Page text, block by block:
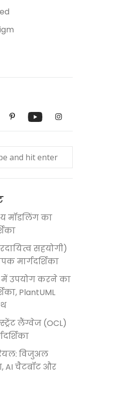
मॉडलिंग का
सहयोगी)
मार्गदर्शिका
में उपयोग करने का
PlantUML
लैंग्वेज (OCL)
विजुअल
AI चैटबॉट और